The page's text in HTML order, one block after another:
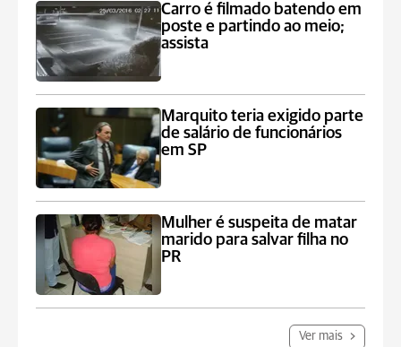
Carro é filmado batendo em
poste e partindo ao meio;
assista
Marquito teria exigido parte
de salário de funcionários
em SP
Mulher é suspeita de matar
marido para salvar filha no
PR
Ver mais